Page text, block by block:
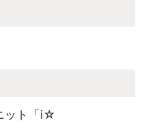
ット「i☆